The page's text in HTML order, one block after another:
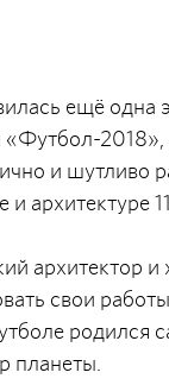
ещё
«Футбол-
и шутливо
и
архитектор
свои
родился
планеты.